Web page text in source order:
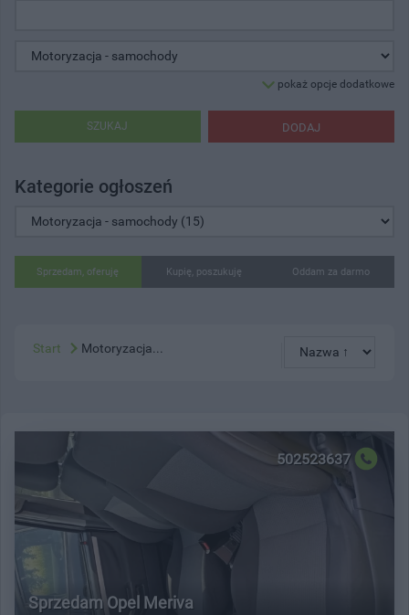
pokaż opcje dodatkowe
DODAJ
SZUKAJ
Kategorie ogłoszeń
Sprzedam, oferuję Kupię, poszukuję Oddam za darmo
Start Motoryzacja...
502523637
Sprzedam Opel Meriva